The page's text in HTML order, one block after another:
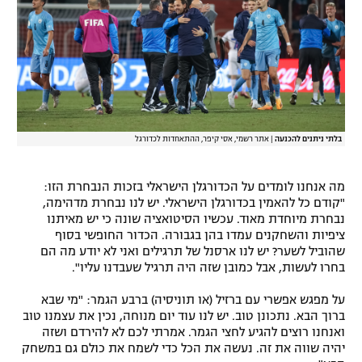
בלתי ניתנים להכנעה אתר רשמי, אסי קיפר, ההתאחדות לכדורגל
מה אנחנו לומדים על הכדורגלן הישראלי בזכות הנבחרת הזו:
"קודם כל להאמין בכדורגלן הישראלי. יש לנו נבחרת מדהימה,
נבחרת מיוחדת מאוד. עכשיו הסיטואציה שונה כי יש מאיתנו
ציפיות והשחקנים עמדו בהן בגבורה. הכדור החופשי בסוף
שהוביל לשער? יש לנו ארסנל של תרגילים ואני לא יודע מה הם
בחרו לעשות, אבל כמובן שזה היה תרגיל שעבדנו עליו".
על מפגש אפשרי עם ברזיל (או תוניסיה) ברבע הגמר: "מי שבא
ברוך הבא. נתכונן טוב. יש לנו עוד יום מנוחה, נכין את עצמנו טוב
ואנחנו רוצים להגיע לחצי הגמר. אמרתי לכם לא להירדם ושזה
יהיה שווה את זה. נעשה את הכל כדי לשמח את כולם גם במשחק